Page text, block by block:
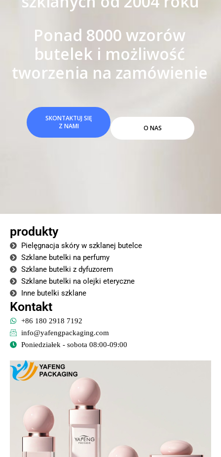
Ponad 8000 wzorów
butelek i możliwość
tworzenia na zamówienie
SKONTAKTUJ SIĘ
Z NAMI
O NAS
produkty
Pielęgnacja skóry w szklanej butelce
Szklane butelki na perfumy
Szklane butelki z dyfuzorem
Szklane butelki na olejki eteryczne
Inne butelki szklane
Kontakt
+86 180 2918 7192
info@yafengpackaging.com
Poniedziałek - sobota 08:00-09:00